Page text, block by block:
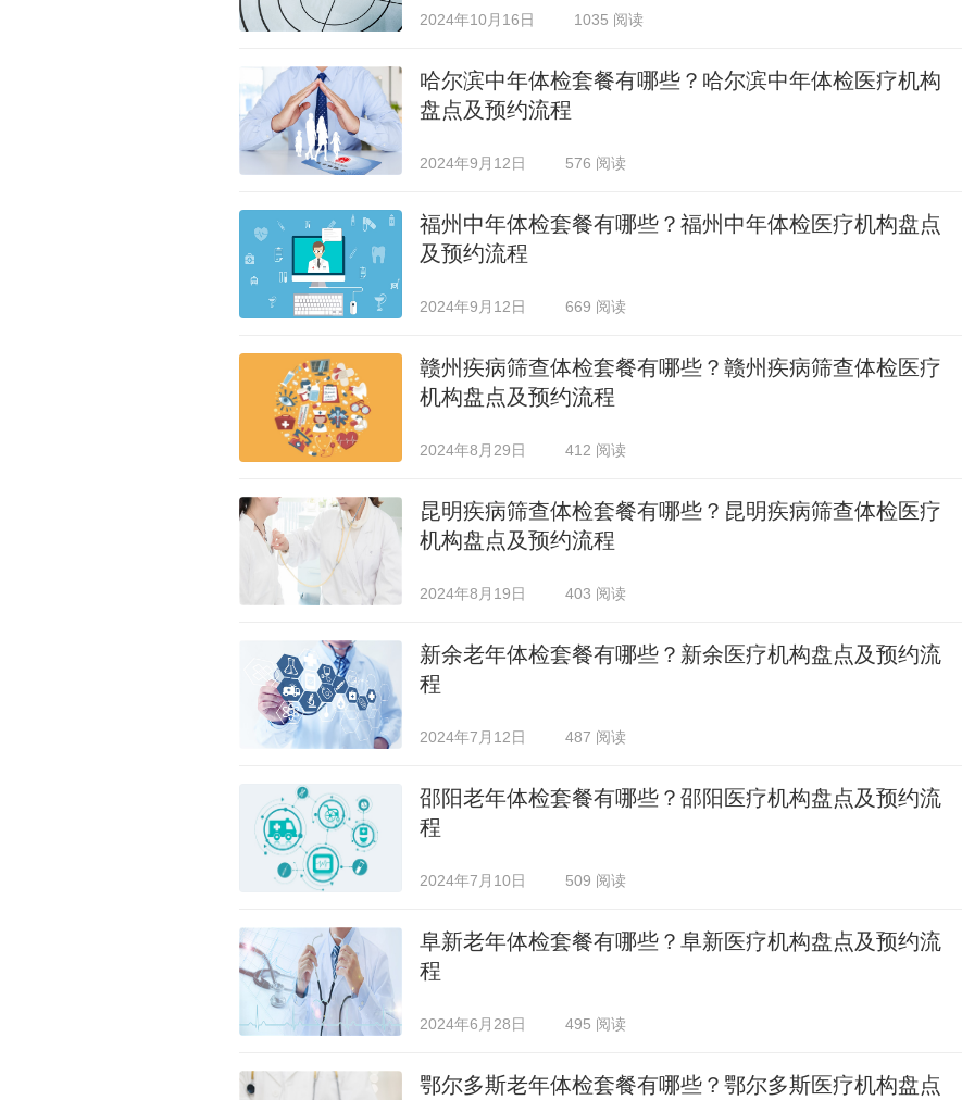
2024年10月16日 1035 阅读
哈尔滨中年体检套餐有哪些？哈尔滨中年体检医疗机构
盘点及预约流程
2024年9月12日 576 阅读
福州中年体检套餐有哪些？福州中年体检医疗机构盘点
及预约流程
2024年9月12日 669 阅读
赣州疾病筛查体检套餐有哪些？赣州疾病筛查体检医疗
机构盘点及预约流程
2024年8月29日 412 阅读
昆明疾病筛查体检套餐有哪些？昆明疾病筛查体检医疗
机构盘点及预约流程
2024年8月19日 403 阅读
新余老年体检套餐有哪些？新余医疗机构盘点及预约流
程
2024年7月12日 487 阅读
邵阳老年体检套餐有哪些？邵阳医疗机构盘点及预约流
程
2024年7月10日 509 阅读
阜新老年体检套餐有哪些？阜新医疗机构盘点及预约流
程
2024年6月28日 495 阅读
鄂尔多斯老年体检套餐有哪些？鄂尔多斯医疗机构盘点